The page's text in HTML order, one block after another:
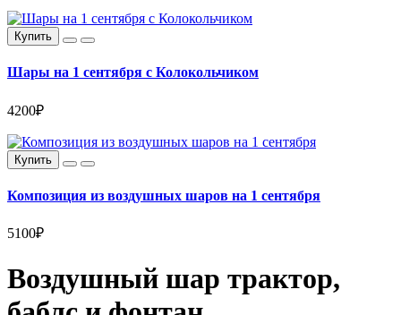
Купить
Шары на 1 сентября с Колокольчиком
4200₽
Купить
Композиция из воздушных шаров на 1 сентября
5100₽
Воздушный шар трактор,